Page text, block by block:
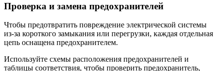
Проверка и замена предохранителей
Чтобы предотвратить повреждение электрической системы
из-за короткого замыкания или перегрузки, каждая отдельная
цепь оснащена предохранителем.
Используйте схемы расположения предохранителей и
таблицы соответствия, чтобы проверить предохранитель,